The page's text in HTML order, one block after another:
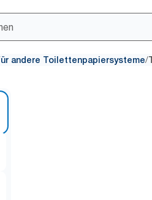
andere Toilettenpapiersysteme/